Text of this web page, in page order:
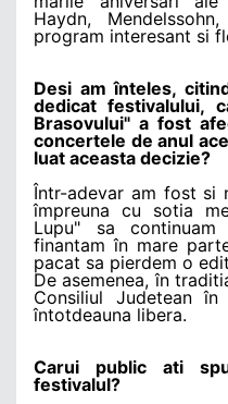
Haydn,
program interesant si
Desi am înteles,
dedicat festivalului,
Brasovului" a fost
concertele de anul
luat aceasta decizie?
Într-adevar am fost si
împreuna cu sotia
Lupu" sa
finantam în mare
pacat sa pierdem o
De asemenea, în
Consiliul Judetean
întotdeauna libera.
Carui public ati
festivalul?